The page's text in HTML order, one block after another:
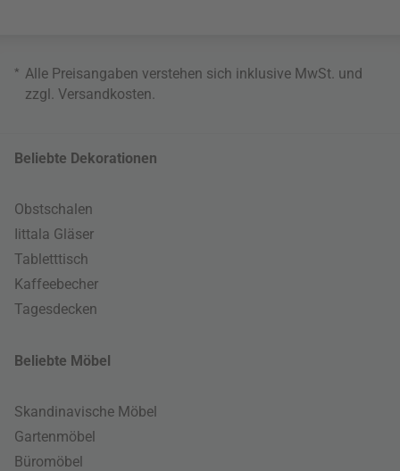
* Alle Preisangaben verstehen sich inklusive MwSt. und
zzgl. Versandkosten
Beliebte Dekorationen
Obstschalen
Iittala Gläser
Tabletttisch
Kaffeebecher
Tagesdecken
Beliebte Möbel
Skandinavische Möbel
Gartenmöbel
Büromöbel